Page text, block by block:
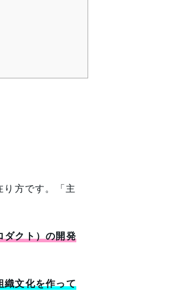
方です。「主
ダクト）の開発
織文化を作って